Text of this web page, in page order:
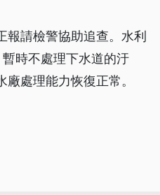
報請檢警協助追查。水利
時不處理下水道的汙
處理能力恢復正常。